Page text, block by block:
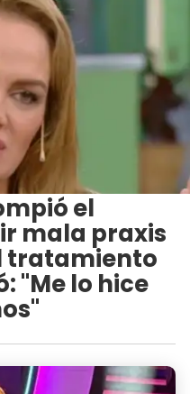
el
mala praxis
tratamiento
"Me lo hice